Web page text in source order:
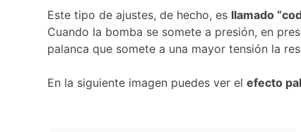
Este tipo de ajustes, de hecho, es llamado
Cuando la bomba se somete a presión, en
palanca que somete a una mayor tensión la
En la siguiente imagen puedes ver elefecto